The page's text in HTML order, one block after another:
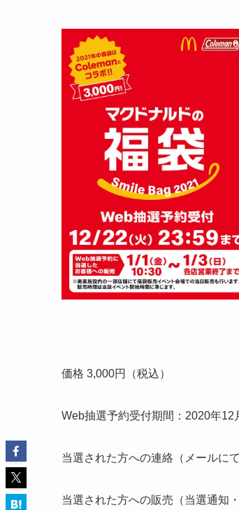
価格 3,000円（税込）
Web抽選予約受付期間：2020年
当選された方への連絡（メールに
当選された方への販売（当選通知